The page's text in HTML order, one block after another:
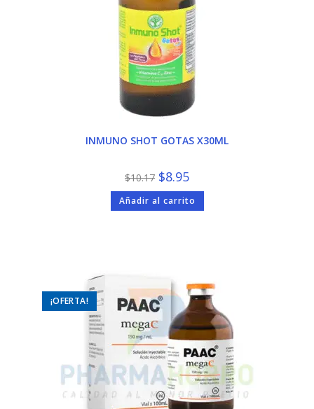
INMUNO SHOT GOTAS X30ML
$10.17 El
precio
original
era:
$10.17.
$8.95El
precio
actual
es:
$8.95.
Añadir al carrito
¡OFERTA!